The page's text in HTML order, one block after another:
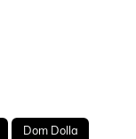
Dom Dolla